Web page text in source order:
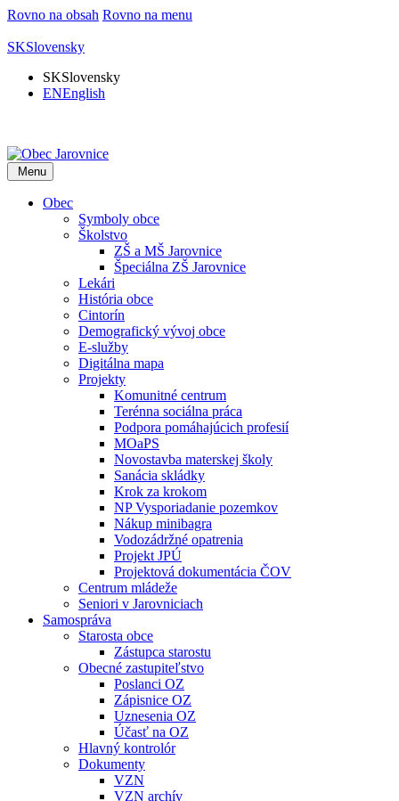
Rovno na obsah Rovno na menu
SKSlovensky
SKSlovensky
ENEnglish
Menu
Obec
Symboly obce
Školstvo
ZŠ a MŠ Jarovnice
Špeciálna ZŠ Jarovnice
Lekári
História obce
Cintorín
Demografický vývoj obce
E-služby
Digitálna mapa
Projekty
Komunitné centrum
Terénna sociálna práca
Podpora pomáhajúcich profesií
MOaPS
Novostavba materskej školy
Sanácia skládky
Krok za krokom
NP Vysporiadanie pozemkov
Nákup minibagra
Vodozádržné opatrenia
Projekt JPÚ
Projektová dokumentácia ČOV
Centrum mládeže
Seniori v Jarovniciach
Samospráva
Starosta obce
Zástupca starostu
Obecné zastupiteľstvo
Poslanci OZ
Zápisnice OZ
Uznesenia OZ
Účasť na OZ
Hlavný kontrolór
Dokumenty
VZN
VZN archív